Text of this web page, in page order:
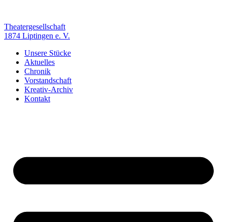
springen
Theatergesellschaft
1874 Liptingen e. V.
Unsere Stücke
Aktuelles
Chronik
Vorstandschaft
Kreativ-Archiv
Kontakt